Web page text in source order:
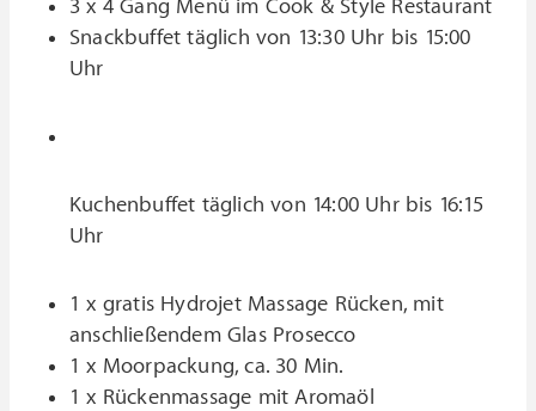
3 x 4 Gang Menü im Cook & Style Restaurant
Snackbuffet täglich von 13:30 Uhr bis 15:00
Uhr
Kuchenbuffet täglich von 14:00 Uhr bis 16:15
Uhr
1 x gratis Hydrojet Massage Rücken, mit
anschließendem Glas Prosecco
1 x Moorpackung, ca. 30 Min.
1 x Rückenmassage mit Aromaöl